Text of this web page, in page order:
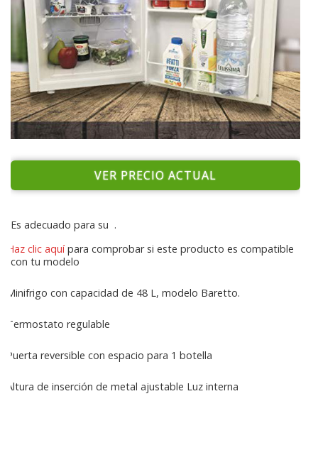
VER PRECIO ACTUAL
Es adecuado para su .
Haz clic aquípara comprobar si este producto es compatible
con tu modelo
Minifrigo con capacidad de 48 L, modelo Baretto.
Termostato regulable
Puerta reversible con espacio para 1 botella
Altura de inserción de metal ajustable Luz interna